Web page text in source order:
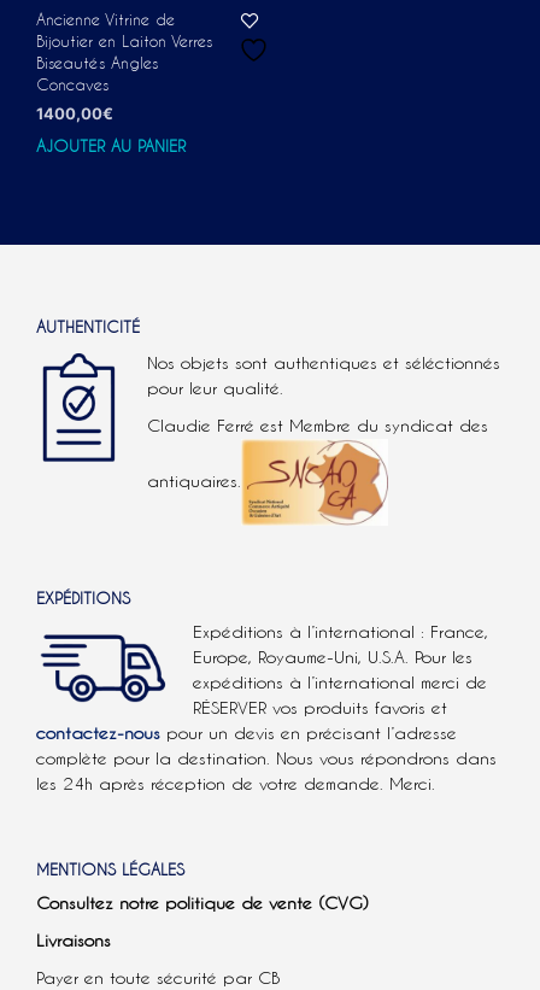
Ancienne Vitrine de
Bijoutier en Laiton Verres
Biseautés Angles
Concaves
1400,00€
AJOUTER AU PANIER
AUTHENTICITÉ
Nos objets sont authentiques et séléctionnés
pour leur qualité.
Claudie Ferré est Membre du syndicat des
antiquaires.
EXPÉDITIONS
Expéditions à l’international : France,
Europe, Royaume-Uni, U.S.A. Pour les
expéditions à l’international merci de
RÉSERVER vos produits favoris et
contactez-nous pour un devis en précisant l’adresse
complète pour la destination. Nous vous répondrons dans
les 24h après réception de votre demande. Merci.
MENTIONS LÉGALES
Consultez notre politique de vente (CVG)
Livraisons
Payer en toute sécurité par CB